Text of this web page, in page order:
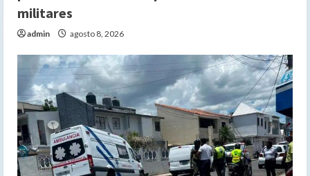
militares
admin agosto 8, 2026